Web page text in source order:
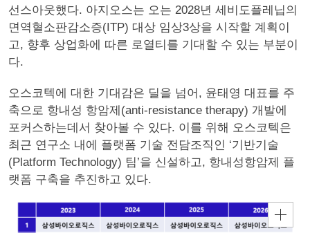
선스아웃했다. 아지오스는 오는 2028년 세비도플레닙의
면역혈소판감소증(ITP) 대상 임상3상을 시작할 계획이
고, 향후 상업화에 따른 로열티를 기대할 수 있는 부분이
다.
오스코텍에 대한 기대감은 딜을 넘어, 윤태영 대표를 주
축으로 항내성 항암제(anti-resistance therapy) 개발에
포커스하는데서 찾아볼 수 있다. 이를 위해 오스코텍은
최근 연구소 내에 플랫폼 기술 전담조직인 ‘기반기술
(Platform Technology) 팀’을 신설하고, 항내성항암제 플
랫폼 구축을 추진하고 있다.